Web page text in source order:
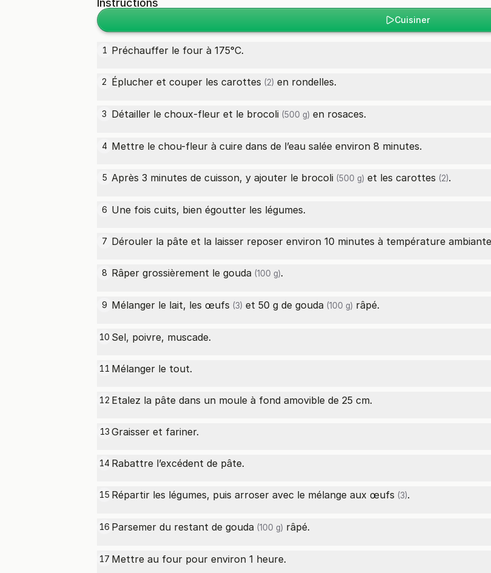
Instructions
Cuisiner
1 Préchauffer le four à 175°C.
2 Éplucher et couper les carottes (2) en rondelles.
3 Détailler le choux-fleur et le brocoli (500 g) en rosaces.
4 Mettre le chou-fleur à cuire dans de l’eau salée environ 8 minutes.
5 Après 3 minutes de cuisson, y ajouter le brocoli (500 g) et les carottes (2).
6 Une fois cuits, bien égoutter les légumes.
7 Dérouler la pâte et la laisser reposer environ 10 minutes à température
8 Râper grossièrement le gouda (100 g).
9 Mélanger le lait, les œufs (3) et 50 g de gouda (100 g) râpé.
10 Sel, poivre, muscade.
11 Mélanger le tout.
12 Etalez la pâte dans un moule à fond amovible de 25 cm.
13 Graisser et fariner.
14 Rabattre l’excédent de pâte.
15 Répartir les légumes, puis arroser avec le mélange aux œufs (3).
16 Parsemer du restant de gouda (100 g) râpé.
17 Mettre au four pour environ 1 heure.